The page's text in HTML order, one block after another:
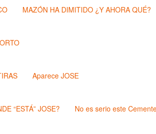
MAZÓN HA DIMITIDO ¿Y AHORA QUÉ?
Aparece JOSE
“ESTÁ” JOSE? No es serio este